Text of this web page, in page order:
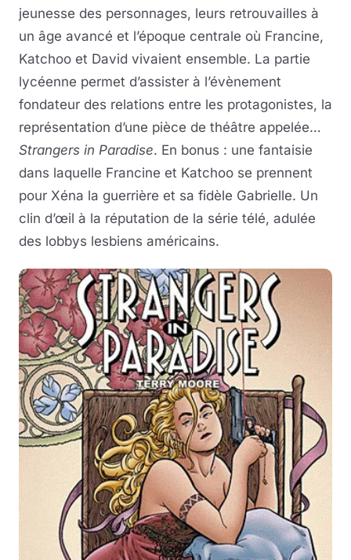
jeunesse des personnages, leurs retrouvailles à
un âge avancé et l’époque centrale où Francine,
Katchoo et David vivaient ensemble. La partie
lycéenne permet d’assister à l’évènement
fondateur des relations entre les protagonistes, la
représentation d’une pièce de théâtre appelée…
Strangers in Paradise. En bonus : une fantaisie
dans laquelle Francine et Katchoo se prennent
pour Xéna la guerrière et sa fidèle Gabrielle. Un
clin d’œil à la réputation de la série télé, adulée
des lobbys lesbiens américains.